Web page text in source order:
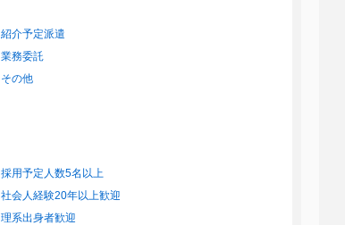
紹介予定派遣
業務委託
その他
採用予定人数5名以上
社会人経験20年以上歓迎
理系出身者歓迎